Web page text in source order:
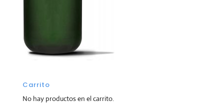
Carrito
No hay productos en el carrito.